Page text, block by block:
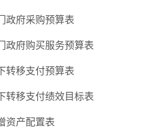
政府采购预算表
政府购买服务预算表
转移支付预算表
转移支付绩效目标表
资产配置表